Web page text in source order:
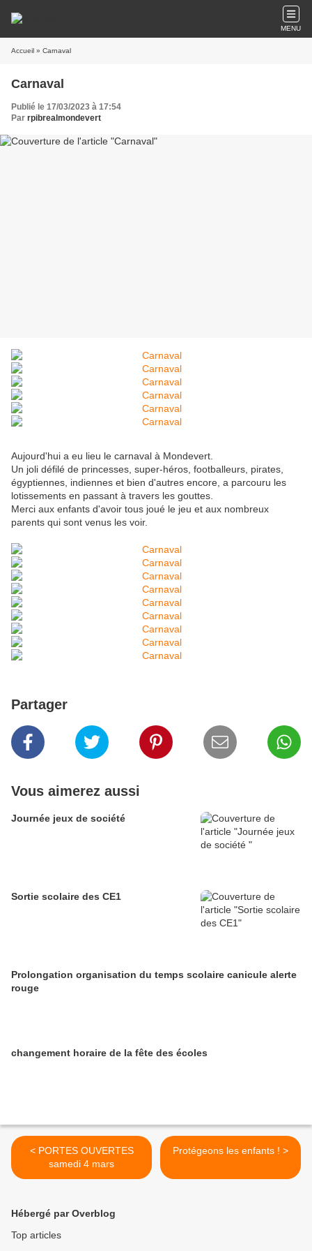
MENU
Accueil » Carnaval
Carnaval
Publié le 17/03/2023 à 17:54
Par rpibrealmondevert
Aujourd'hui a eu lieu le carnaval à Mondevert.
Un joli défilé de princesses, super-héros, footballeurs, pirates,
égyptiennes, indiennes et bien d'autres encore, a parcouru les
lotissements en passant à travers les gouttes.
Merci aux enfants d'avoir tous joué le jeu et aux nombreux
parents qui sont venus les voir.
Partager
Vous aimerez aussi
Journée jeux de société
Sortie scolaire des CE1
Prolongation organisation du temps scolaire canicule alerte
rouge
changement horaire de la fête des écoles
< PORTES OUVERTES
samedi 4 mars
Protégeons les enfants ! >
Hébergé par Overblog
Top articles